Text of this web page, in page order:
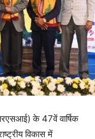
के 47वें वार्षिक
विकास में